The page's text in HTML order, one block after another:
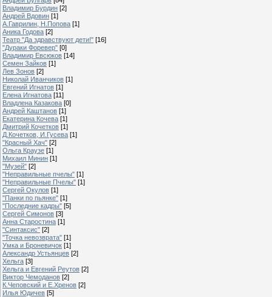
Владимир Бурдин [2]
Андрей Вдовин [1]
А.Гаврилин, Н.Попова [1]
Аника Годова [2]
Театр "Да здравствуют дети!" [16]
"Дураки Форевер" [0]
Владимир Евсюков [14]
Семен Зайков [1]
Лев Зонов [2]
Николай Иванчиков [1]
Евгений Игнатов [1]
Елена Игнатова [11]
Владлена Казакова [0]
Андрей Каштанов [1]
Екатерина Кочева [1]
Дмитрий Кочетков [1]
Д.Кочетков, И.Гусева [1]
"Красный Хач" [2]
Ольга Краузе [1]
Михаил Минин [1]
"Музей" [2]
"Неправильные пчелы" [1]
"Неправильные Пчелы" [1]
Сергей Окулов [1]
"Панки по пьянке" [1]
"Последние кадры" [5]
Сергей Симонов [3]
Анна Старостина [1]
"Синтаксис" [2]
"Точка невозврата" [1]
Умка и Броневичок [1]
Александр Устьянцев [2]
Хельга [3]
Хельга и Евгений Реутов [2]
Виктор Чемоданов [2]
К.Чеповский и Е.Хренов [2]
Илья Юдичев [5]